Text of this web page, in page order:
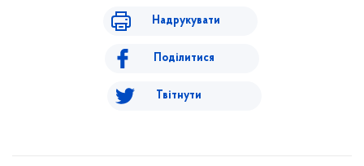
Надрукувати
Поділитися
Твітнути